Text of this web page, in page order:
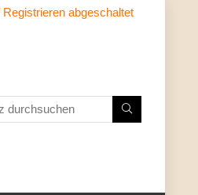
Registrieren abgeschaltet